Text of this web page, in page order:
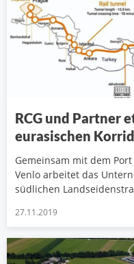
RCG und Partner
eurasischen
Gemeinsam mit dem
Venlo arbeitet das
südlichen
27.11.2019